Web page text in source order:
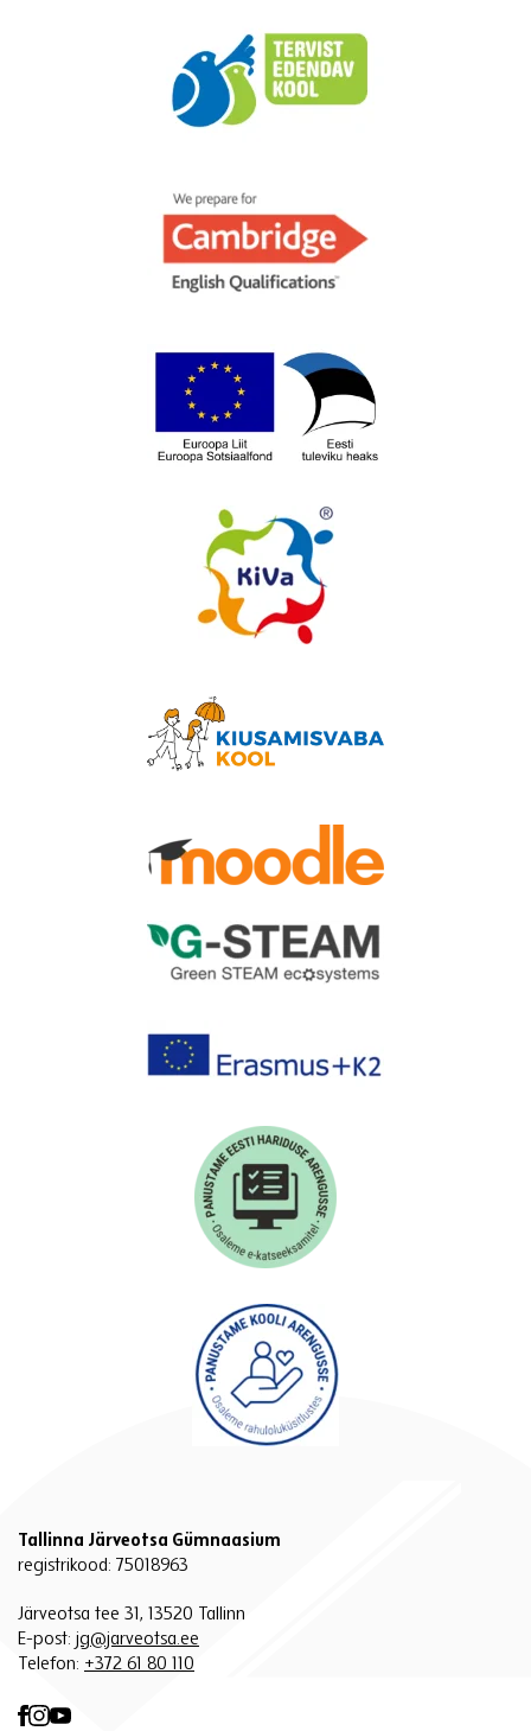
Tallinna Järveotsa Gümnaasium
registrikood: 75018963
Järveotsa tee 31, 13520 Tallinn
E-post: jg@jarveotsa.ee
Telefon: +372 61 80 110